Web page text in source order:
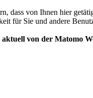
dass von Ihnen hier
für Sie und andere
von der Matomo